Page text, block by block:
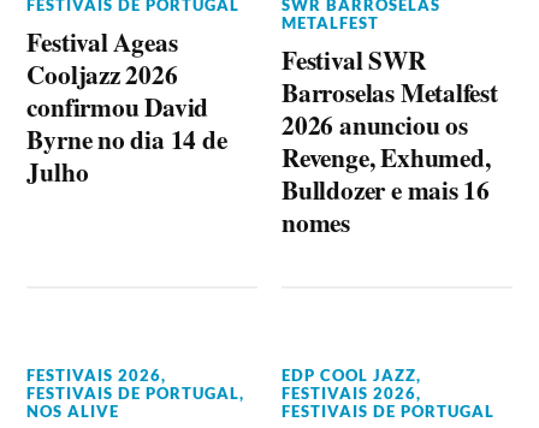
FESTIVAIS DE PORTUGAL
Festival Ageas
Cooljazz 2026
confirmou David
Byrne no dia 14 de
Julho
SWR BARROSELAS
METALFEST
Festival SWR
Barroselas Metalfest
2026 anunciou os
Revenge, Exhumed,
Bulldozer e mais 16
nomes
FESTIVAIS 2026,
FESTIVAIS DE PORTUGAL,
NOS ALIVE
EDP COOL JAZZ,
FESTIVAIS 2026,
FESTIVAIS DE PORTUGAL